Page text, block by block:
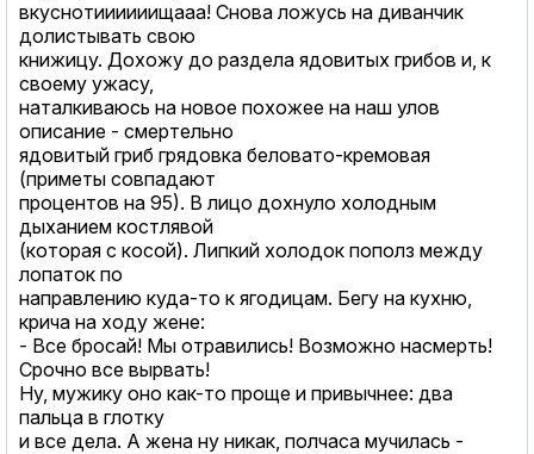
вкуснотиииииищааа! Снова ложусь на диванчик
долистывать свою
книжицу. Дохожу до раздела ядовитых грибов и, к
своему ужасу,
наталкиваюсь на новое похожее на наш улов
описание - смертельно
ядовитый гриб грядовка беловато-кремовая
(приметы совпадают
процентов на 95). В лицо дохнуло холодным
дыханием костлявой
(которая с косой). Липкий холодок пополз между
лопаток по
направлению куда-то к ягодицам. Бегу на кухню,
крича на ходу жене:
- Все бросай! Мы отравились! Возможно насмерть!
Срочно все вырвать!
Ну, мужику оно как-то проще и привычнее: два
пальца в глотку
и все дела. А жена ну никак, полчаса мучилась -